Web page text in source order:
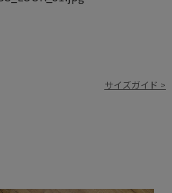
サイズガイド >